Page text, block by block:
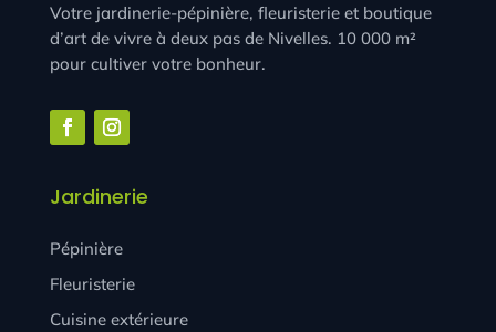
Votre jardinerie-pépinière, fleuristerie et boutique
d’art de vivre à deux pas de Nivelles. 10 000 m²
pour cultiver votre bonheur.
Jardinerie
Pépinière
Fleuristerie
Cuisine extérieure